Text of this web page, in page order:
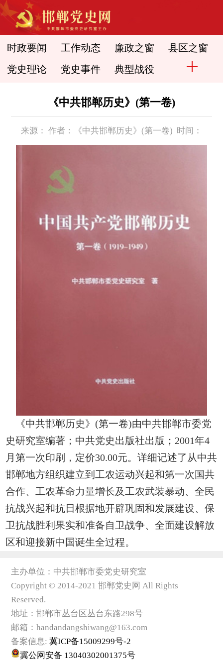
时政要闻 工作动态 廉政之窗 县区之窗
党史理论 党史事件 典型战役
《中共邯郸历史》(第一卷)
来源： 作者：《中共邯郸历史》(第一卷) 时间：
《中共邯郸历史》(第一卷)由中共邯郸市委党
史研究室编著；中共党史出版社出版；2001年4
月第一次印刷，定价30.00元。详细记述了从中共
邯郸地方组织建立到工农运动兴起和第一次国共
合作、工农革命力量增长及工农武装暴动、全民
抗战兴起和抗日根据地开辟巩固和发展建设、保
卫抗战胜利果实和准备自卫战争、全面建设解放
区和迎接新中国诞生全过程。
主办单位：中共邯郸市委党史研究室
Copyright © 2014-2021 邯郸党史网 All Rights
Reserved.
地址：邯郸市丛台区丛台东路298号
邮箱：handandangshiwang@163.com
备案信息: 冀ICP备15009299号-2
冀公网安备 13040302001375号